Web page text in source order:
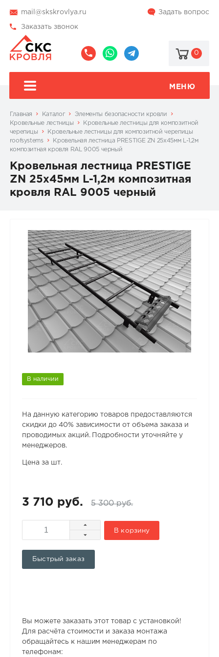
mail@skskrovlya.ru Задать вопрос
Заказать звонок
0
МЕНЮ
Главная Каталог
Элементы безопасности кровли
Кровельные лестницы
Кровельные лестницы для композитной
черепицы
Кровельные лестницы для композитной черепицы
roofsystems
Кровельная лестница PRESTIGE ZN 25x45мм L-1,2м
композитная кровля RAL 9005 черный
Кровельная лестница PRESTIGE
ZN 25x45мм L-1,2м композитная
кровля RAL 9005 черный
В наличии
На данную категорию товаров предоставляются
скидки до 40% зависимости от объема заказа и
проводимых акций. Подробности уточняйте у
менеджеров.
Цена за шт.
3 710 руб. 5 300 руб.
В корзину
Быстрый заказ
Вы можете заказать этот товар с установкой!
Для расчёта стоимости и заказа монтажа
обращайтесь к нашим менеджерам по
телефонам: